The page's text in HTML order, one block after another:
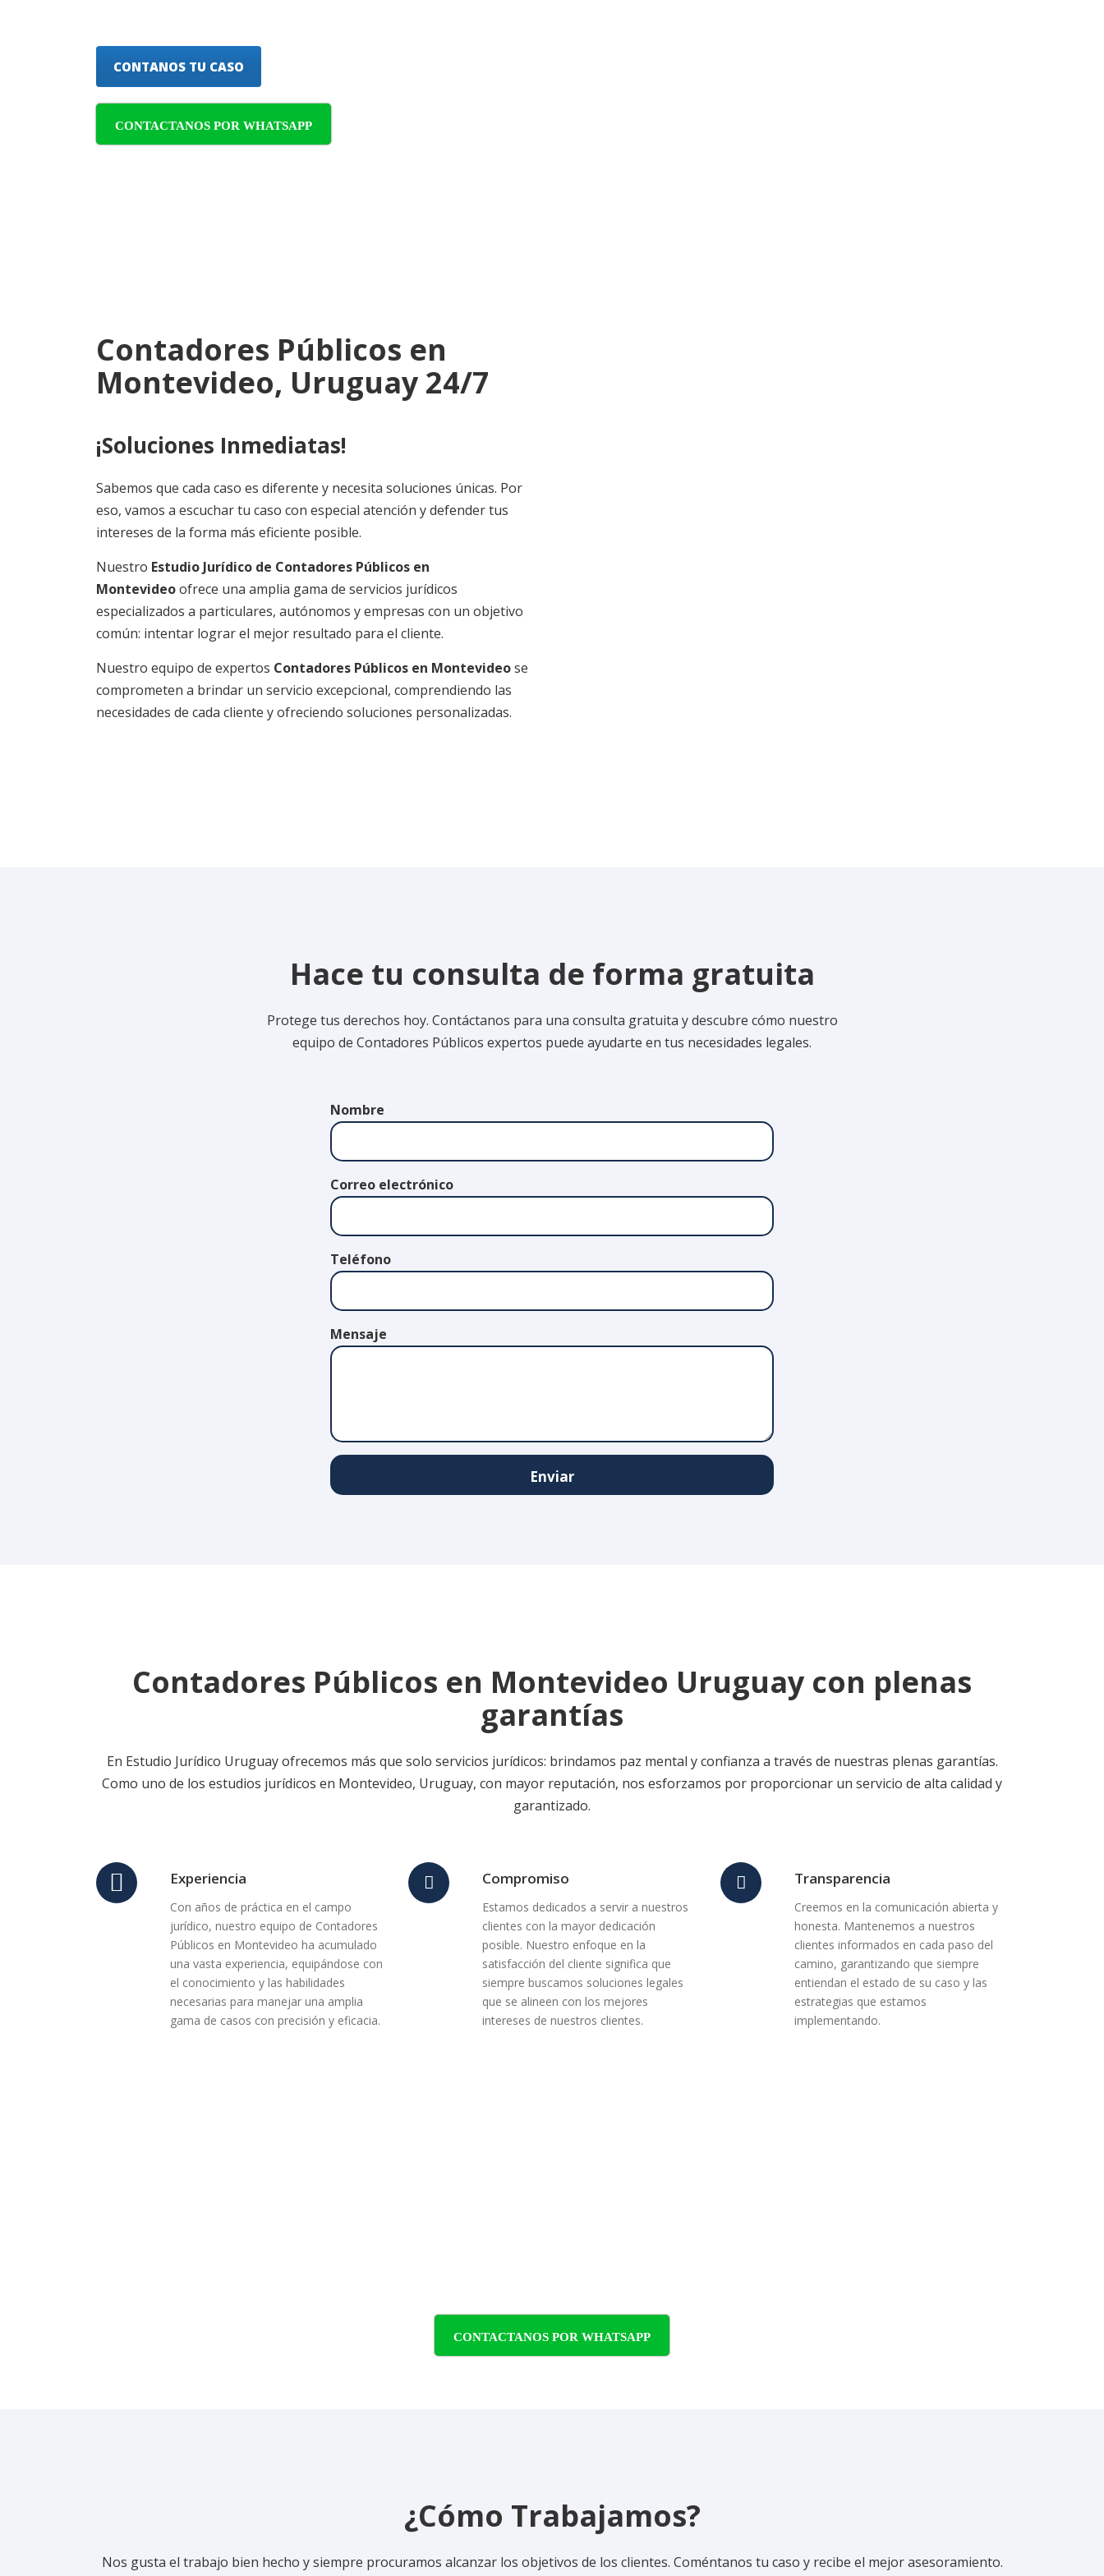
CONTANOS TU CASO
CONTACTANOS POR WHATSAPP
Contadores Públicos en
Montevideo, Uruguay 24/7
¡Soluciones Inmediatas!
Sabemos que cada caso es diferente y necesita soluciones únicas. Por
eso, vamos a escuchar tu caso con especial atención y defender tus
intereses de la forma más eficiente posible.
Nuestro Estudio Jurídico de Contadores Públicos en
Montevideoofrece una amplia gama de servicios jurídicos
especializados a particulares, autónomos y empresas con un objetivo
común: intentar lograr el mejor resultado para el cliente.
Nuestro equipo de expertos Contadores Públicos en Montevideose
comprometen a brindar un servicio excepcional, comprendiendo las
necesidades de cada cliente y ofreciendo soluciones personalizadas.
Hace tu consulta de forma gratuita
Protege tus derechos hoy. Contáctanos para una consulta gratuita y descubre cómo nuestro
equipo de Contadores Públicos expertos puede ayudarte en tus necesidades legales.
Nombre
Correo electrónico
Teléfono
Mensaje
Contadores Públicos en Montevideo Uruguay con plenas
garantías
En Estudio Jurídico Uruguay ofrecemos más que solo servicios jurídicos: brindamos paz mental y confianza a través de nuestras plenas garantías.
Como uno de los estudios jurídicos en Montevideo, Uruguay, con mayor reputación, nos esforzamos por proporcionar un servicio de alta calidad y
garantizado.
Experiencia
Con años de práctica en el campo
jurídico, nuestro equipo de Contadores
Públicos en Montevideo ha acumulado
una vasta experiencia, equipándose con
el conocimiento y las habilidades
necesarias para manejar una amplia
gama de casos con precisión y eficacia.
Compromiso
Estamos dedicados a servir a nuestros
clientes con la mayor dedicación
posible. Nuestro enfoque en la
satisfacción del cliente significa que
siempre buscamos soluciones legales
que se alineen con los mejores
intereses de nuestros clientes.
Transparencia
Creemos en la comunicación abierta y
honesta. Mantenemos a nuestros
clientes informados en cada paso del
camino, garantizando que siempre
entiendan el estado de su caso y las
estrategias que estamos
implementando.
CONTACTANOS POR WHATSAPP
¿Cómo Trabajamos?
Nos gusta el trabajo bien hecho y siempre procuramos alcanzar los objetivos de los clientes. Coméntanos tu caso y recibe el mejor asesoramiento.